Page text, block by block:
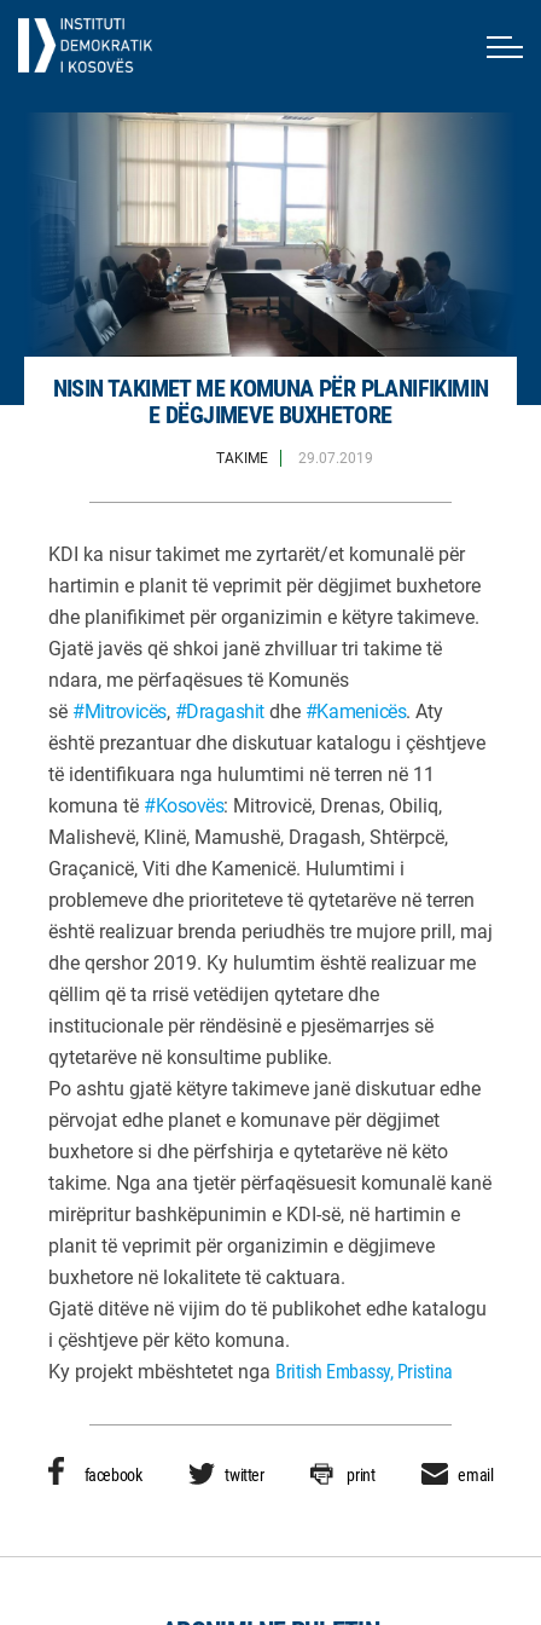
NISIN TAKIMET ME KOMUNA PËR PLANIFIKIMIN
E DËGJIMEVE BUXHETORE
TAKIME 29.07.2019
KDI ka nisur takimet me zyrtarët/et komunalë për
hartimin e planit të veprimit për dëgjimet buxhetore
dhe planifikimet për organizimin e këtyre takimeve.
Gjatë javës që shkoi janë zhvilluar tri takime të
ndara, me përfaqësues të Komunës
së #Mitrovicës, #Dragashitdhe #Kamenicës. Aty
është prezantuar dhe diskutuar katalogu i çështjeve
të identifikuara nga hulumtimi në terren në 11
komuna të #Kosovës: Mitrovicë, Drenas, Obiliq,
Malishevë, Klinë, Mamushë, Dragash, Shtërpcë,
Graçanicë, Viti dhe Kamenicë. Hulumtimi i
problemeve dhe prioriteteve të qytetarëve në terren
është realizuar brenda periudhës tre mujore prill, maj
dhe qershor 2019. Ky hulumtim është realizuar me
qëllim që ta rrisë vetëdijen qytetare dhe
institucionale për rëndësinë e pjesëmarrjes së
qytetarëve në konsultime publike.
Po ashtu gjatë këtyre takimeve janë diskutuar edhe
përvojat edhe planet e komunave për dëgjimet
buxhetore si dhe përfshirja e qytetarëve në këto
takime. Nga ana tjetër përfaqësuesit komunalë kanë
mirëpritur bashkëpunimin e KDI-së, në hartimin e
planit të veprimit për organizimin e dëgjimeve
buxhetore në lokalitete të caktuara.
Gjatë ditëve në vijim do të publikohet edhe katalogu
i çështjeve për këto komuna.
Ky projekt mbështetet nga British Embassy, Pristina
facebook twitter print email